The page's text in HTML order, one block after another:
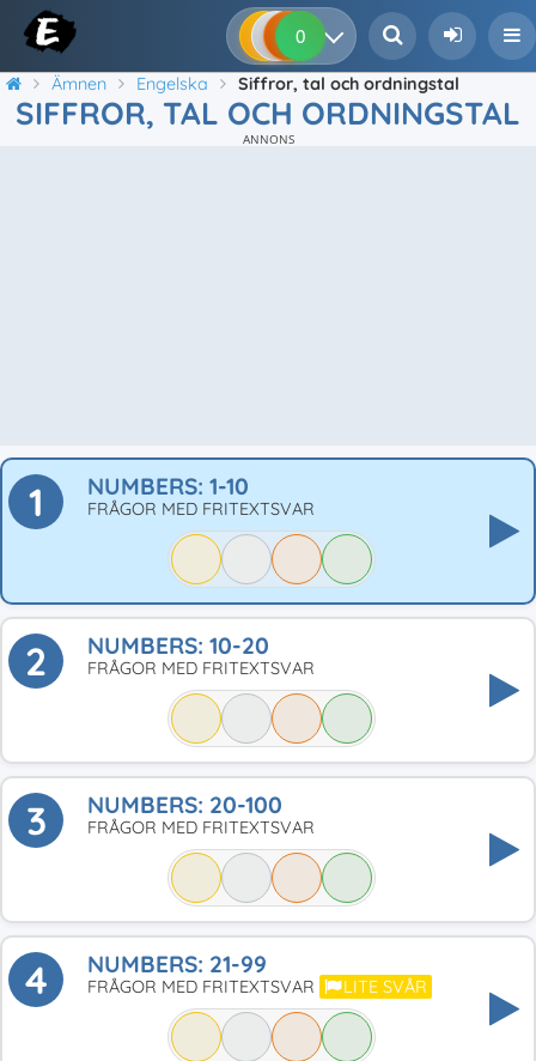
0 0 0
Ämnen Engelska Siffror, tal och ordningstal
SIFFROR, TAL OCH ORDNINGSTAL
ANNONS
1 NUMBERS: 1-10
FRÅGOR MED FRITEXTSVAR
2 NUMBERS: 10-20
FRÅGOR MED FRITEXTSVAR
3 NUMBERS: 20-100
FRÅGOR MED FRITEXTSVAR
4 NUMBERS: 21-99
FRÅGOR MED FRITEXTSVAR LITE SVÅR